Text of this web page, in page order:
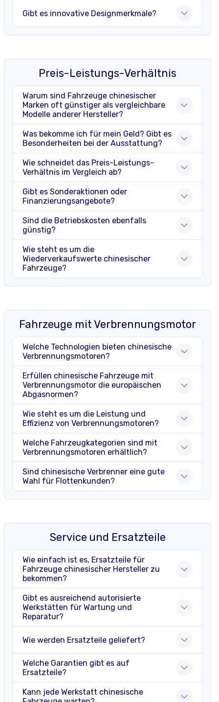
Gibt es innovative Designmerkmale?
Preis-Leistungs-Verhältnis
Warum sind Fahrzeuge chinesischer
Marken oft günstiger als vergleichbare
Modelle anderer Hersteller?
Was bekomme ich für mein Geld? Gibt es
Besonderheiten bei der Ausstattung?
Wie schneidet das Preis-Leistungs-
Verhältnis im Vergleich ab?
Gibt es Sonderaktionen oder
Finanzierungsangebote?
Sind die Betriebskosten ebenfalls
günstig?
Wie steht es um die
Wiederverkaufswerte chinesischer
Fahrzeuge?
Fahrzeuge mit Verbrennungsmotor
Welche Technologien bieten chinesische
Verbrennungsmotoren?
Erfüllen chinesische Fahrzeuge mit
Verbrennungsmotor die europäischen
Abgasnormen?
Wie steht es um die Leistung und
Effizienz von Verbrennungsmotoren?
Welche Fahrzeugkategorien sind mit
Verbrennungsmotoren erhältlich?
Sind chinesische Verbrenner eine gute
Wahl für Flottenkunden?
Service und Ersatzteile
Wie einfach ist es, Ersatzteile für
Fahrzeuge chinesischer Hersteller zu
bekommen?
Gibt es ausreichend autorisierte
Werkstätten für Wartung und
Reparatur?
Wie werden Ersatzteile geliefert?
Welche Garantien gibt es auf
Ersatzteile?
Kann jede Werkstatt chinesische